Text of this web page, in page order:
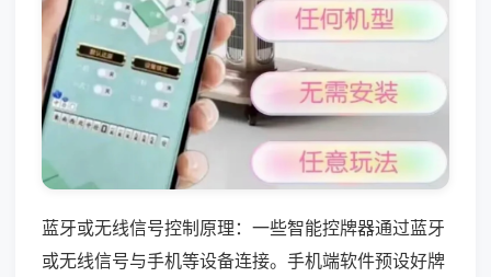
蓝牙或无线信号控制原理：一些智能控牌器通过蓝牙
或无线信号与手机等设备连接。手机端软件预设好牌